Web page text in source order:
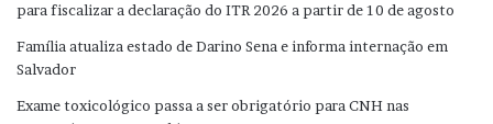
para fiscalizar a declaração do ITR 2026 a partir de 10 de agosto
Família atualiza estado de Darino Sena e informa internação em
Salvador
Exame toxicológico passa a ser obrigatório para CNH nas